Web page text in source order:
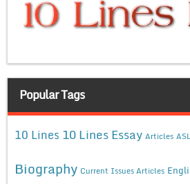
Popular Tags
10 Lines 10 Lines Essay Articles
Biography Current Issues Articles